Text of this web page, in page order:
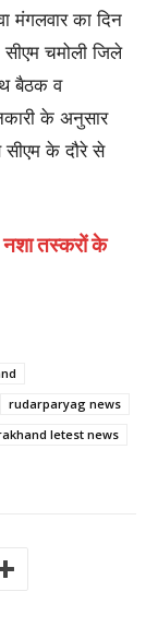
मंगलवार का दिन
सीएम चमोली जिले
बैठक व
के अनुसार
सीएम के दौरे से
नशा तस्करों के
rudarparyag news
letest news